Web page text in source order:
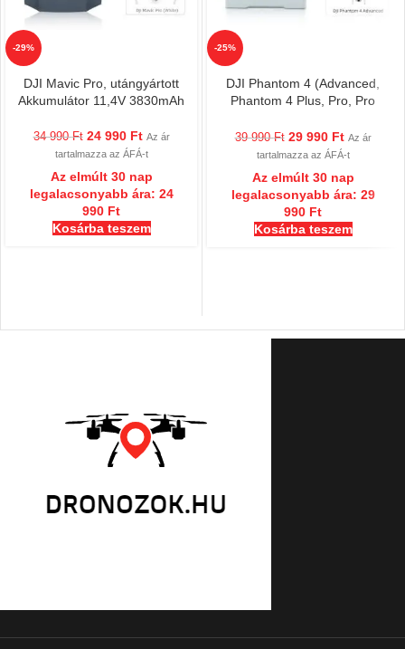
-29%
DJI Mavic Pro, utángyártott
Akkumulátor 11,4V 3830mAh
34 990Ft 24 990 Ft Az ár
tartalmazza az ÁFÁ-t
Az elmúlt 30 nap
legalacsonyabb ára: 24
990 Ft
Kosárba teszem
-25%
DJI Phantom 4 (Advanced,
Phantom 4 Plus, Pro, Pro
Akkumulátor 15,2v 5870mAh
39 990Ft 29 990 Ft Az ár
tartalmazza az ÁFÁ-t
Az elmúlt 30 nap
legalacsonyabb ára: 29
990 Ft
Kosárba teszem